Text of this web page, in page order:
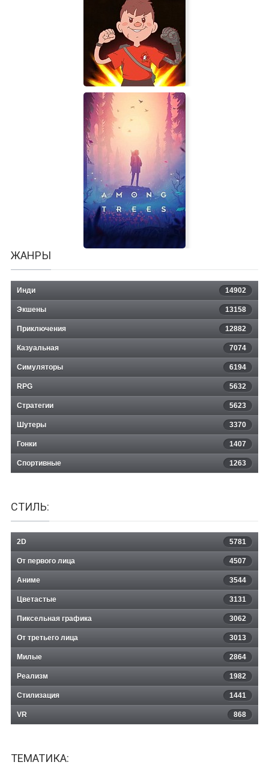
Дальнобойщики 2
Atomic Survivors
ЖАНРЫ
Инди 14902
Экшены 13158
Приключения 12882
Казуальная 7074
Симуляторы 6194
RPG 5632
Стратегии 5623
Шутеры 3370
Гонки 1407
Спортивные 1263
СТИЛЬ:
2D 5781
От первого лица 4507
Аниме 3544
Цветастые 3131
Пиксельная графика 3062
От третьего лица 3013
Милые 2864
Реализм 1982
Стилизация 1441
VR 868
ТЕМАТИКА: